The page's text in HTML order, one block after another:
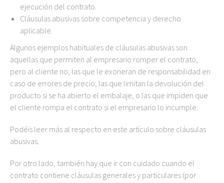
ejecución del contrato.
Cláusulas abusivas sobre competencia y derecho
aplicable.
Algunos ejemplos habituales de cláusulas abusivas son
aquellas que permiten al empresario romper el contrato,
pero al cliente no; las que le exoneran de responsabilidad en
caso de errores de precio; las que limitan la devolución del
producto si se ha abierto el embalaje, o las que impiden que
el cliente rompa el contrato si el empresario lo incumple.
Podéis leer más al respecto en este artículo sobre cláusulas
abusivas.
Por otro lado, también hay que ir con cuidado cuando el
contrato contiene cláusulas generales y particulares (por